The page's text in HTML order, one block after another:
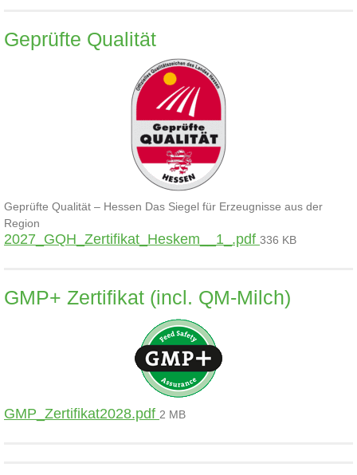
Geprüfte Qualität
Geprüfte Qualität – Hessen Das Siegel für Erzeugnisse aus der
Region
2027_GQH_Zertifikat_Heskem__1_.pdf 336 KB
GMP+ Zertifikat (incl. QM-Milch)
GMP_Zertifikat2028.pdf 2 MB